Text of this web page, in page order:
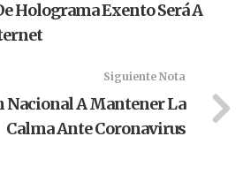
Holograma Exento Será A
Siguiente Nota
Nacional A Mantener La
Calma Ante Coronavirus